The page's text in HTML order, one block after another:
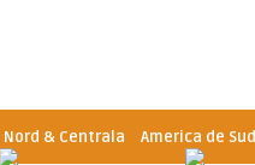
& Centrala America de Sud